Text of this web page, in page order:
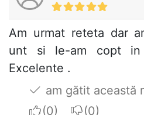
Am urmat reteta dar
unt si le-am copt in
Excelente .
am gătit această
I apreciateI do not